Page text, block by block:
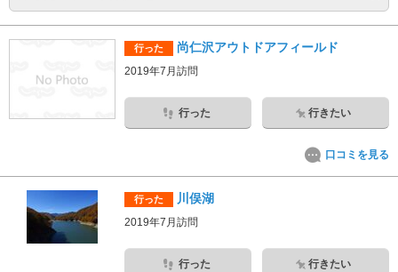
行った 尚仁沢アウトドアフィールド
2019年7月訪問
行った 行きたい
口コミを見る
行った 川俣湖
2019年7月訪問
行った 行きたい